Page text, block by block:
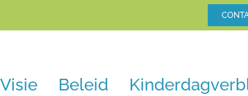
Visie Beleid